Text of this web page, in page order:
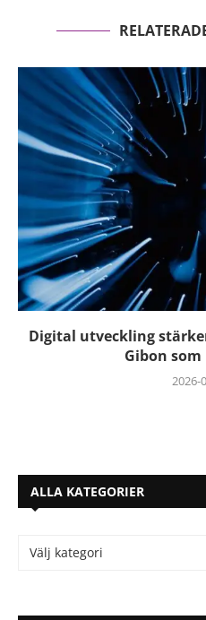
Digital utveckling
Gibon
2026-
ALLA KATEGORIER